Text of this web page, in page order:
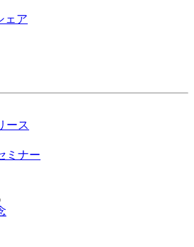
ェア
ース
ミナー